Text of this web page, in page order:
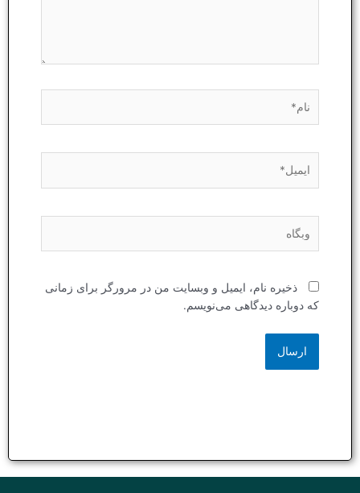
ذخیره نام، ایمیل و وبسایت من در مرورگر برای زمانی
که دوباره دیدگاهی می‌نویسم.